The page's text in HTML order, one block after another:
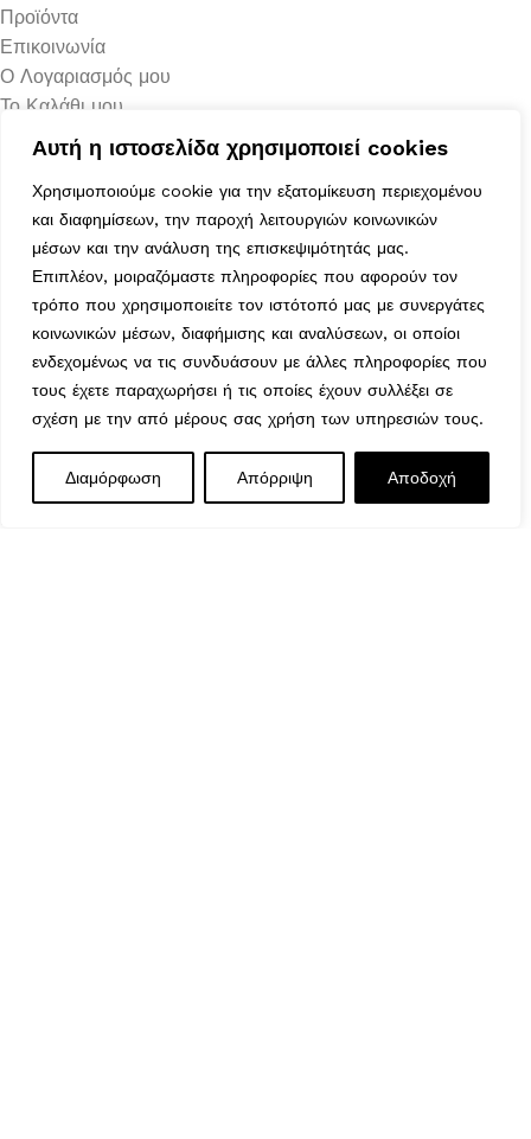
Αυτή η ιστοσελίδα χρησιμοποιεί cookies
Χρησιμοποιούμε cookie για την εξατομίκευση περιεχομένου
και διαφημίσεων, την παροχή λειτουργιών κοινωνικών
μέσων και την ανάλυση της επισκεψιμότητάς μας.
Επιπλέον, μοιραζόμαστε πληροφορίες που αφορούν τον
τρόπο που χρησιμοποιείτε τον ιστότοπό μας με συνεργάτες
κοινωνικών μέσων, διαφήμισης και αναλύσεων, οι οποίοι
ενδεχομένως να τις συνδυάσουν με άλλες πληροφορίες που
τους έχετε παραχωρήσει ή τις οποίες έχουν συλλέξει σε
σχέση με την από μέρους σας χρήση των υπηρεσιών τους.
Διαμόρφωση Απόρριψη Αποδοχή
Προϊόντα
Επικοινωνία
Ο Λογαριασμός μου
Το Καλάθι μου
Τα Αγαπημένα μου
Χρήσιμα
Τρόποι Αποστολής
Μέθοδοι Πληρωμής
Πολιτική Επιστροφών
Ασφάλεια Συναλλαγών
Όροι & Προϋποθέσεις
Αναζήτηση Αποστολής
Ωράριο Λειτουργίας
Δευτέρα : 9:00-14:30
Τρίτη : 9:00-14:30, 18:00-21:00
Τετάρτη : 9:00-14:30
Πέμπτη : 9:00-14:30, 18:00-21:00